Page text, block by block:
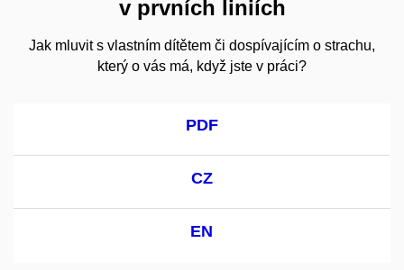
v prvních liniích
Jak mluvit s vlastním dítětem či dospívajícím o strachu,
který o vás má, když jste v práci?
PDF
CZ
EN